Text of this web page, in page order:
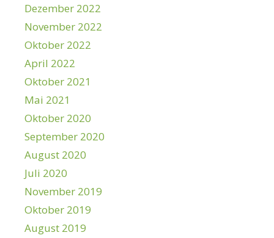
Dezember 2022
November 2022
Oktober 2022
April 2022
Oktober 2021
Mai 2021
Oktober 2020
September 2020
August 2020
Juli 2020
November 2019
Oktober 2019
August 2019